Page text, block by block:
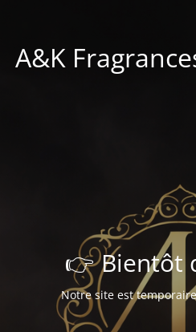
A&K
👉 Bientôt
Notre site est